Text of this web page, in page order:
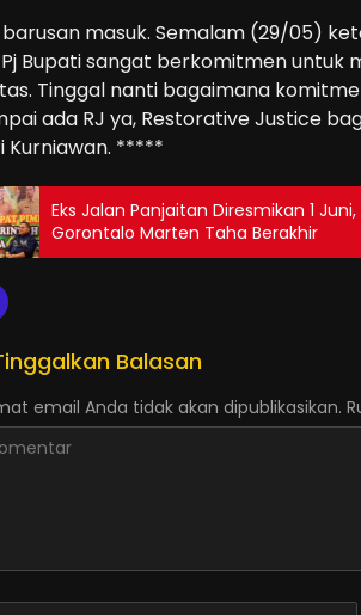
barusan masuk. Semalam (29/05)
Bupati sangat berkomitmen untuk
Tinggal nanti bagaimana
ada RJ ya, Restorative Justice
Kurniawan. *****
Eks Jalan Panjaitan Diresmikan 1
Gorontalo Marten Taha Berakhir
Balasan
email Anda tidak akan dipublikasikan.